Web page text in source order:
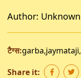
Author: Unknown
टैग्स:garba,jaymataji,
Share it: